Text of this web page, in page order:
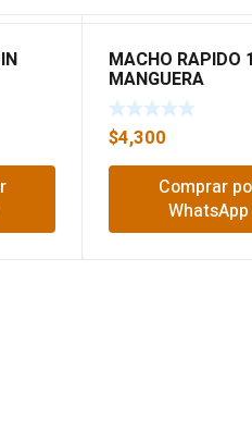
MT
MACHO RAPIDO
MANGUERA
$4,300
Comprar
WhatsApp